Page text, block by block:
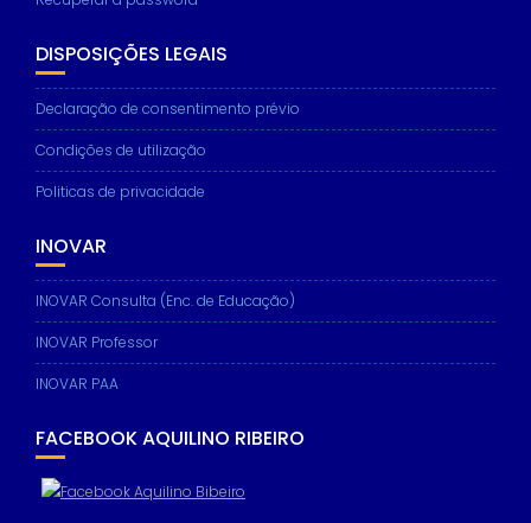
DISPOSIÇÕES LEGAIS
Declaração de consentimento prévio
Condições de utilização
Politicas de privacidade
INOVAR
INOVAR Consulta (Enc. de Educação)
INOVAR Professor
INOVAR PAA
FACEBOOK AQUILINO RIBEIRO
Necessary
These
cookies are
not
optional.
needed for
the website
to function.
In order for
website's
and